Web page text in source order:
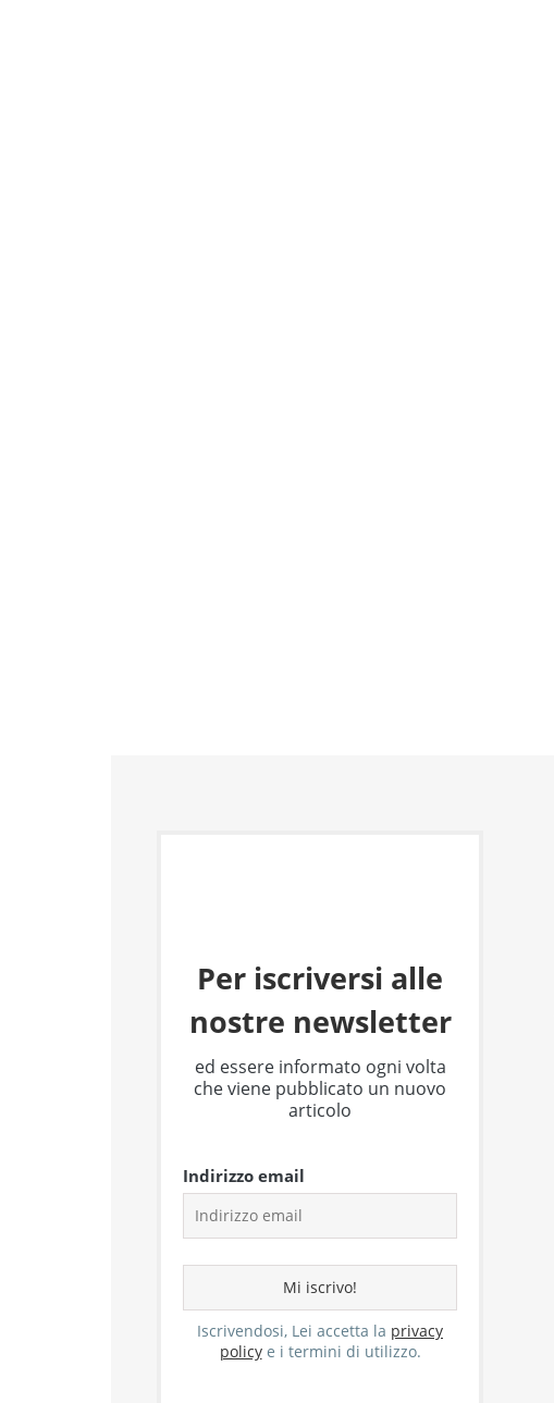
Per iscriversi alle
nostre newsletter
ed essere informato ogni volta
che viene pubblicato un nuovo
articolo
Indirizzo email
Iscrivendosi, Lei accetta la privacy
policye i termini di utilizzo.